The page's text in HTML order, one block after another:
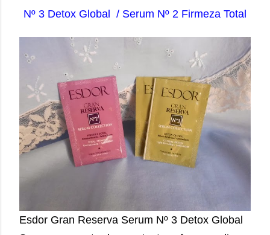
Nº 3 Detox Global / Serum Nº 2 Firmeza Total
Esdor Gran Reserva Serum Nº 3 Detox Global